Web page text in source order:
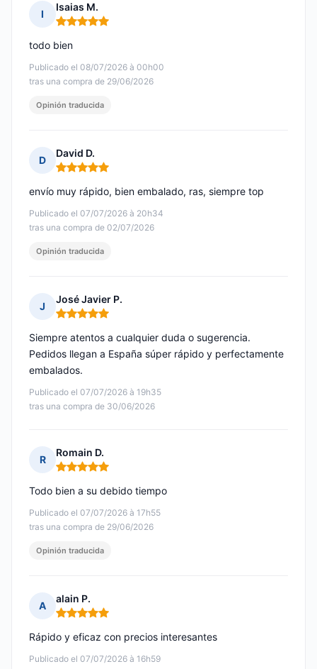
I
Isaias M.
Nota: 5 de 5
Publicado el 08/07/2026 à 00h00
tras una compra de 29/06/2026
todo bien
Opinión traducida
D
David D.
Nota: 5 de 5
Publicado el 07/07/2026 à 20h34
tras una compra de 02/07/2026
envío muy rápido, bien embalado, ras, siempre top
Opinión traducida
J
José Javier P.
Nota: 5 de 5
Publicado el 07/07/2026 à 19h35
tras una compra de 30/06/2026
Siempre atentos a cualquier duda o sugerencia.
Pedidos llegan a España súper rápido y perfectamente
embalados.
R
Romain D.
Nota: 5 de 5
Publicado el 07/07/2026 à 17h55
tras una compra de 29/06/2026
Todo bien a su debido tiempo
Opinión traducida
A
alain P.
Nota: 5 de 5
Publicado el 07/07/2026 à 16h59
Rápido y eficaz con precios interesantes